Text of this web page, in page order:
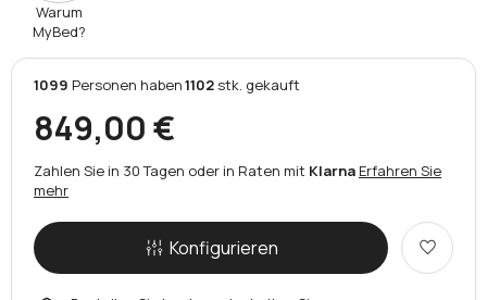
Warum
MyBed?
1099 Personen haben1102stk. gekauft
849,00 €
Zahlen Sie in 30 Tagen oder in Raten mit Klarna Erfahren Sie
mehr
Konfigurieren